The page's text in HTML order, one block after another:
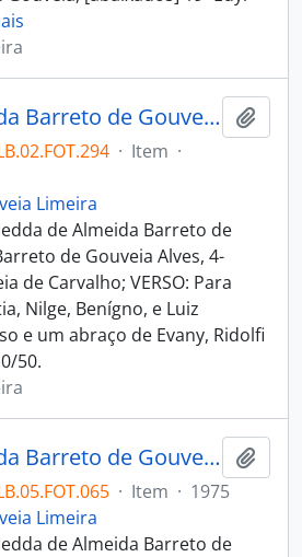
Iedda de Almeida Barreto de Gouveia, Evany Barreto de Gouveia Alves, Maria Ridolfi Gouveia de Carvalho e outras
· Item ·
Limeira
Iedda de Almeida Barreto de
de Gouveia Alves, 4-
de Carvalho; VERSO: Para
Nilge, Benígno, e Luiz
e um abraço de Evany, Ridolfi
50.
Iedda de Almeida Barreto de Gouveia, Nilge Gouveia Limeira, Gildo Loyola, Anália de Almeida Gouveia Lins e outro em festa no Clube Vitória
· Item · 1975
Limeira
Iedda de Almeida Barreto de